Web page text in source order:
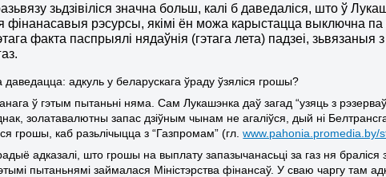
зьдзівіліся значна больш, калі б даведаліся, што ў
фінанасавыя рэсурсы, якімі ён можа карыстацца выключна па
факта паспрыялі нядаўнія (гэтага лета) падзеі, зьвязаныя
адкуль убеларускага ўраду ўзяліся грошы?
ў гэтым пытаньні няма. СамЛукашэнка даў загад “узяць з
золатавалютны запас дзіўным чынам не агаліўся , дый ні
грошы, каб разьлічыцца з “Газпромам” (гл.www.pahonia.promedia.by/
адказалі што грошы на выплату запазычанасьці за газ ня браліся
пытаньнямі займалася Міністэрства фінансаў. У сваю чаргу там